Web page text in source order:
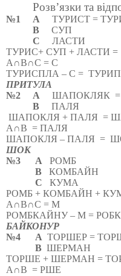
Розв’язки та
№1 А
ТУРИСТ =
В
СУП
С
ЛАСТИ
ТУРИС+ СУП + ЛАСТИ =
А∩В∩С = С
ТУРИСПЛА – С =
ПРИТУЛА
№2
А ШАПОКЛЯК =
В
ПАЛЯ
ШАПОКЛЯ + ПАЛЯ =
А∩В = ПАЛЯ
ШАПОКЛЯ – ПАЛЯ =
ШОК
№3
А
РОМБ
В
КОМБАЙН
С
КУМА
РОМБ + КОМБАЙН +
А∩В∩С = М
РОМБКАЙНУ – М =
БАЙКОНУР
№4
А ТОРШЕР =
В ШЕРМАН
ТОРШЕ + ШЕРМАН =
А∩В = РШЕ